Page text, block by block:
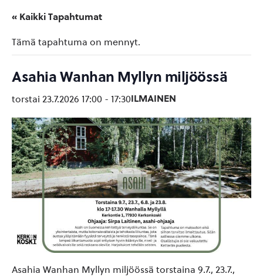
« Kaikki Tapahtumat
Tämä tapahtuma on mennyt.
Asahia Wanhan Myllyn miljöössä
torstai 23.7.2026 17:00 - 17:30ILMAINEN
Asahia Wanhan Myllyn miljöössä torstaina 9.7., 23.7.,